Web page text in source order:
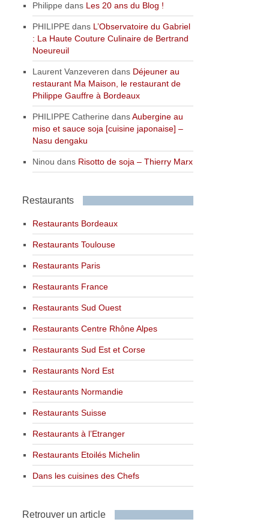
Philippe dans Les 20 ans du Blog !
PHILIPPE dans L’Observatoire du Gabriel
: La Haute Couture Culinaire de Bertrand
Noeureuil
Laurent Vanzeveren dans Déjeuner au
restaurant Ma Maison, le restaurant de
Philippe Gauffre à Bordeaux
PHILIPPE Catherine dansAubergine au
miso et sauce soja [cuisine japonaise] –
Nasu dengaku
Ninou dans Risotto de soja – Thierry Marx
Restaurants
Restaurants Bordeaux
Restaurants Toulouse
Restaurants Paris
Restaurants France
Restaurants Sud Ouest
Restaurants Centre Rhône Alpes
Restaurants Sud Est et Corse
Restaurants Nord Est
Restaurants Normandie
Restaurants Suisse
Restaurants à l’Etranger
Restaurants Etoilés Michelin
Dans les cuisines des Chefs
Retrouver un article